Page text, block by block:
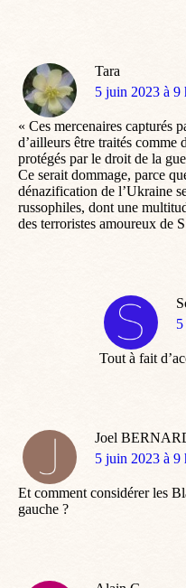
Tara
dit
5 juin 2023 à 9
« Ces mercenaires capturés
d’ailleurs être traités comme
protégés par le droit de la
Ce serait dommage, parce
dénazification de l’Ukraine
russophiles, dont une
des terroristes amoureux de
Tout à fait
Joel
dit
5 juin 2023 à 9
Et comment considérer les
gauche ?